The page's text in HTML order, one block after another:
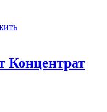
Концентрат